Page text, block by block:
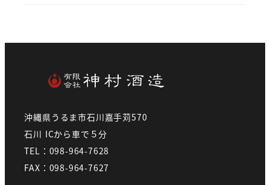
沖縄県うるま市石川嘉手苅570
石川 ICから車で５分
TEL：098-964-7628
FAX：098-964-7627